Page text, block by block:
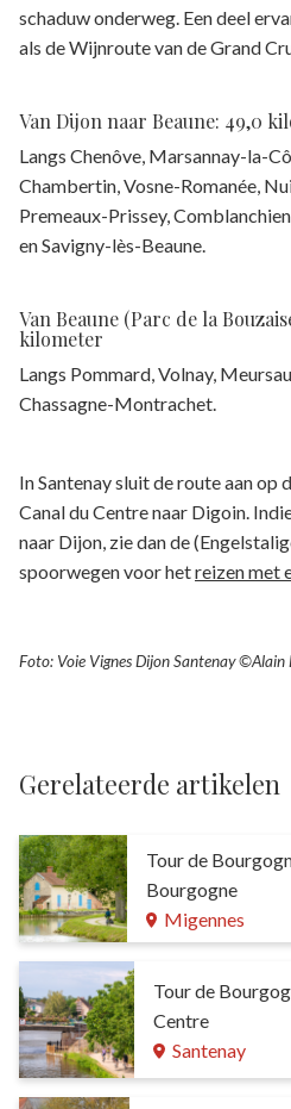
schaduw onderweg. Een deel
als de Wijnroute van de Grand
Van Dijon naar Beaune: 49,0
Langs Chenôve, Marsannay-la-
Chambertin, Vosne-Romanée,
Premeaux-Prissey,
en Savigny-lès-Beaune.
Van Beaune (Parc de la
kilometer
Langs Pommard, Volnay,
Chassagne-Montrachet.
In Santenay sluit de route aan op
Canal du Centre naar Digoin.
naar Dijon, zie dan de
spoorwegen voor hetreizen met
Foto: Voie Vignes Dijon Santenay ©Alain
Gerelateerde artikelen
Tour de
Bourgogne
Migennes
Tour de
Centre
Santenay